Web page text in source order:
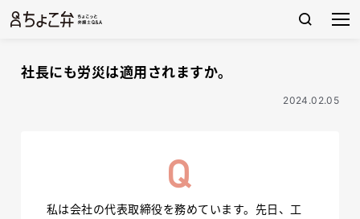
社長にも労災は適用されますか。
2024.02.05
私は会社の代表取締役を務めています。先日、工